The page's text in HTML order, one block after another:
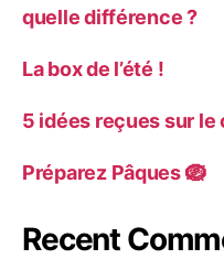
quelle différence ?
La box de l’été !
5 idées reçues sur le
Préparez Pâques 🪺
Recent